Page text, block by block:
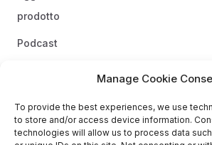
Manage Cookie
To provide the best experiences, we use
to store and/or access device information.
technologies will allow us to process data
prodotto
Podcast